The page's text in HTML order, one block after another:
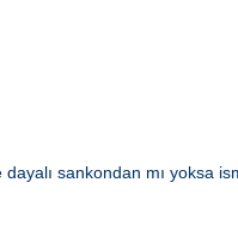
sankondan mı yoksa